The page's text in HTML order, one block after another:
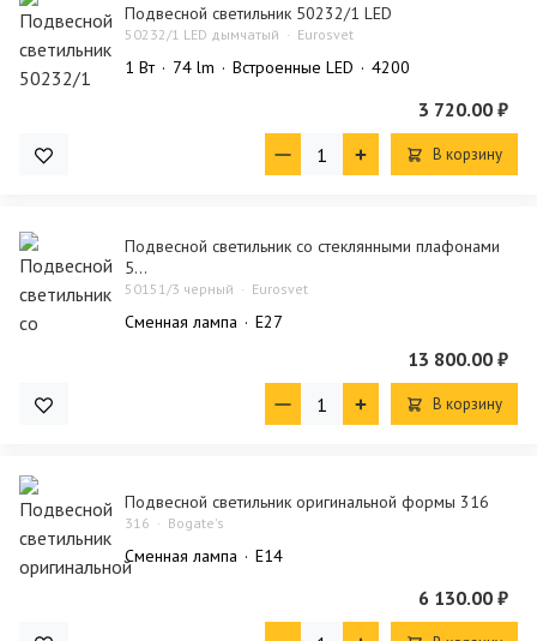
Подвесной светильник 50232/1 LED
50232/1 LED дымчатый Eurosvet
1 Bт 74 lm Встроенные LED 4200
3 720.00 ₽
В корзину
Подвесной светильник со стеклянными плафонами
5...
50151/3 черный Eurosvet
Сменная лампа E27
13 800.00 ₽
В корзину
Подвесной светильник оригинальной формы 316
316 Bogate's
Сменная лампа E14
6 130.00 ₽